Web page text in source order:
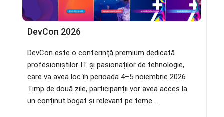
DevCon 2026
DevCon este o conferință premium dedicată
profesioniștilor IT și pasionaților de tehnologie,
care va avea loc în perioada 4–5 noiembrie 2026.
Timp de două zile, participanții vor avea acces la
un conținut bogat și relevant pe teme...